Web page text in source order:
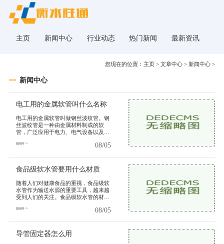
主页 新闻中心 行业动态 热门新闻 最新资讯
您现在的位置：主页 >文章中心 > 新闻中心 >
新闻中心
电工用的金属软管叫什么名称
电工用的金属软管叫做钢丝波纹管。钢
丝波纹管是一种由金属材料制成的软
管，广泛应用于电力、电气设备以及建
柔韧性、导电性、耐高温和耐腐
more > 08/05
食品级软水管要用什么材质
随着人们对健康食品的重视，食品级软
水管作为输送水源的重要工具，越来越
受到人们的关注。食品级软水管的材质
和安全，也直接影响到人们的
more > 08/05
导管固定器怎么用